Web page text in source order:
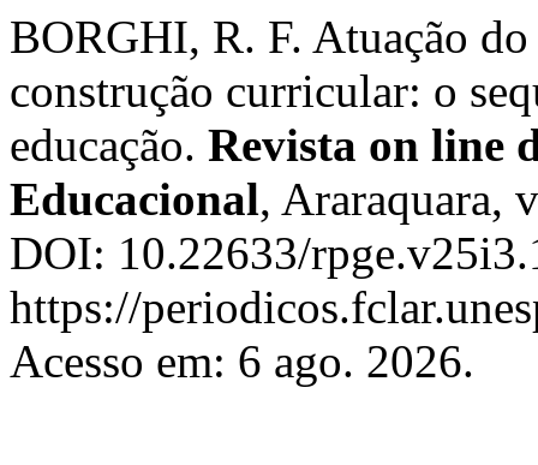
BORGHI, R. F. Atuação
construção curricular: o
educação. Revista on line
Educacional, Araraquara,
DOI: 10.22633/
https://
Acesso em: 6 ago. 2026.